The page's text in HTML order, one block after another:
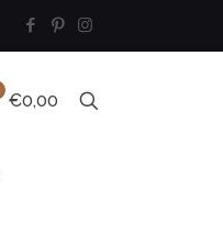
€0,00